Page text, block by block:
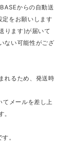
からの自動送
定をお願いします
ります)が届いて
ない可能性がござ
れるため、発送時
てメールを差し上
。